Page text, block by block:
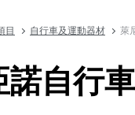
目 自行車及運動器材 萊
諾自行車